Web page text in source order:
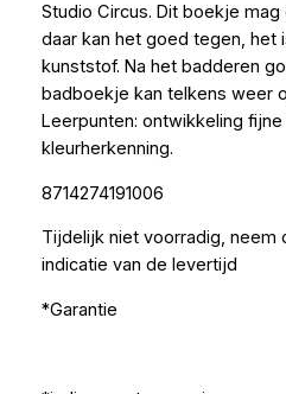
Studio Circus. Dit boekje
daar kan het goed tegen, het
kunststof. Na het badderen
badboekje kan telkens weer
Leerpunten: ontwikkeling
kleurherkenning.
8714274191006
Tijdelijk niet voorradig, neem
indicatie van de levertijd
*Garantie